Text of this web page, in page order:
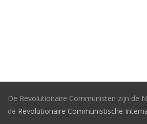
De Revolutionaire Communisten zijn de
de Revolutionaire Communistische